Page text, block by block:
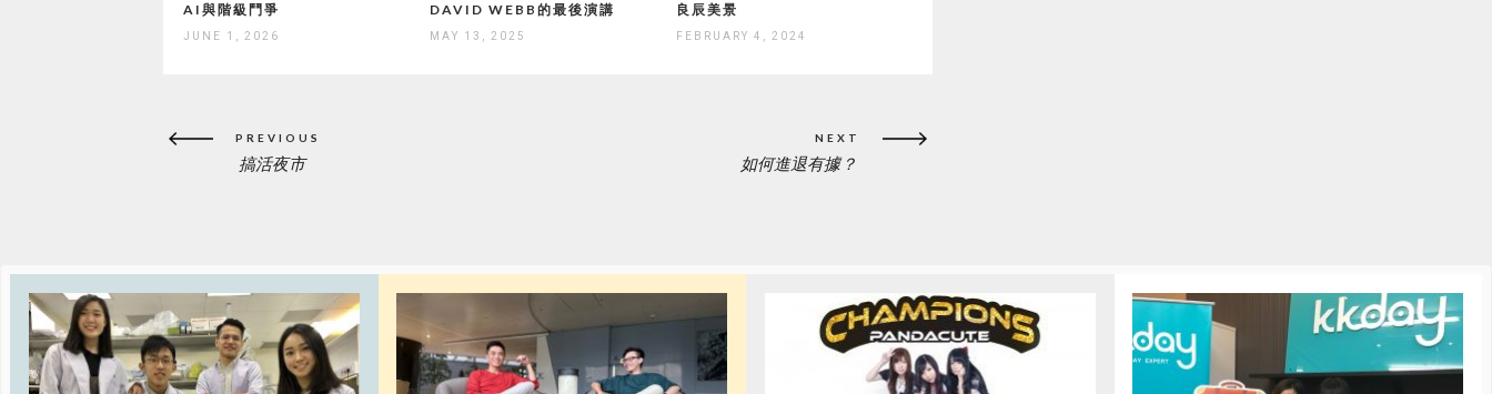
AI與階級鬥爭
JUNE 1, 2026
DAVID WEBB的最後演講
MAY 13, 2025
良辰美景
FEBRUARY 4, 2024
Post
PREVIOUS
PREVIOUS搞活夜市
NEXT
如何進退有據？